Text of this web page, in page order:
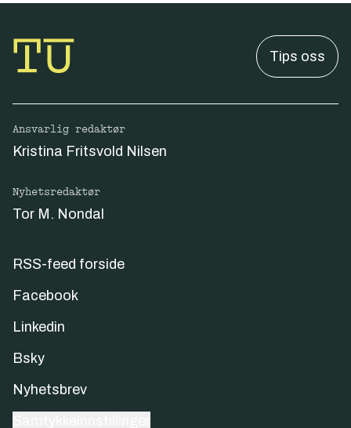
Tips oss
Ansvarlig redaktør
Kristina Fritsvold Nilsen
Nyhetsredaktør
Tor M. Nondal
RSS-feed forside
Facebook
Linkedin
Bsky
Nyhetsbrev